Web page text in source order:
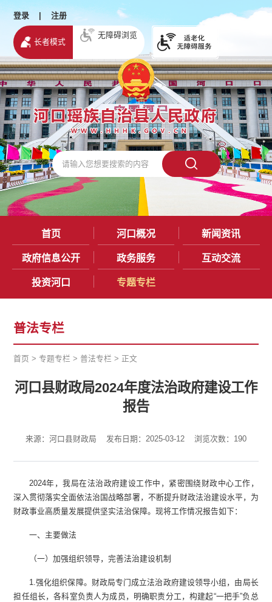
登录 | 注册
长者模式
无障碍浏览
首页 河口概况 新闻资讯
政府信息公开 政务服务 互动交流
投资河口 专题专栏
普法专栏
首页 >专题专栏 >普法专栏 > 正文
河口县财政局2024年度法治政府建设工作
报告
来源：河口县财政局 发布日期：2025-03-12 浏览次数： 190
2024年，我局在法治政府建设工作中，紧密围绕财政中心工作，
深入贯彻落实全面依法治国战略部署，不断提升财政法治建设水平，为
财政事业高质量发展提供坚实法治保障。现将工作情况报告如下：
一、主要做法
（一）加强组织领导，完善法治建设机制
1.强化组织保障。财政局专门成立法治政府建设领导小组，由局长
担任组长，各科室负责人为成员，明确职责分工，构建起“一把手”负总